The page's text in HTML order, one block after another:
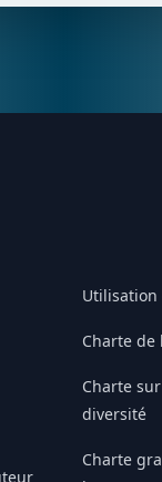
Utilisation
Charte
Charte
diversité
Charte